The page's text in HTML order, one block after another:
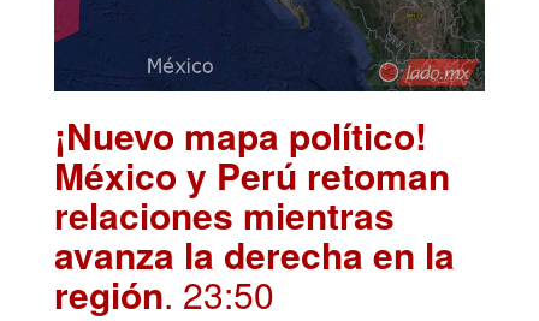
¡Nuevo mapa político!
México y Perú retoman
relaciones mientras
avanza la derecha en la
región. 23:50